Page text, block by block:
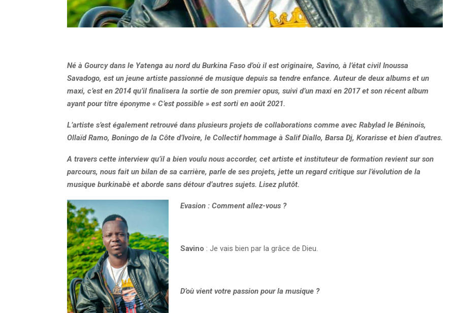
Né à Gourcy dans le Yatenga au nord du Burkina Faso d’où il est originaire, Savino, à l’état civil Inoussa
Savadogo, est un jeune artiste passionné de musique depuis sa tendre enfance. Auteur de deux albums et un
maxi, c’est en 2014 qu’il finalisera la sortie de son premier opus, suivi d’un maxi en 2017 et son récent album
ayant pour titre éponyme « C’est possible » est sorti en août 2021.
L’artiste s’est également retrouvé dans plusieurs projets de collaborations comme avec Rabylad le Béninois,
Ollaïd Ramo, Boningo de la Côte d’Ivoire, le Collectif hommage à Salif Diallo, Barsa Dj, Korarisse et bien d’autres.
A travers cette interview qu’il a bien voulu nous accorder, cet artiste et instituteur de formation revient sur son
parcours, nous fait un bilan de sa carrière, parle de ses projets, jette un regard critique sur l’évolution de la
musique burkinabè et aborde sans détour d’autres sujets. Lisez plutôt.
Evasion : Comment allez-vous ?
Savino : Je vais bien par la grâce de Dieu.
D’où vient votre passion pour la musique ?